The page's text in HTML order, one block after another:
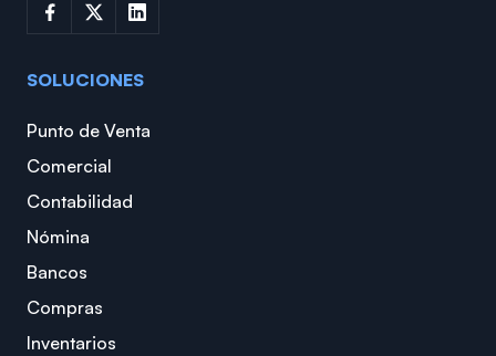
SOLUCIONES
Punto de Venta
Comercial
Contabilidad
Nómina
Bancos
Compras
Inventarios